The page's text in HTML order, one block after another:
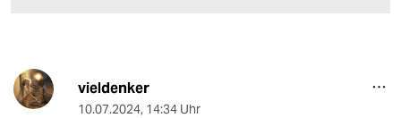
vieldenker
10.07.2024, 14:34 Uhr